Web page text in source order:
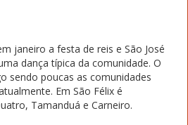
janeiro a festa de reis e São José
dança típica da comunidade. O
sendo poucas as comunidades
Em São Félix é
Tamanduá e Carneiro.